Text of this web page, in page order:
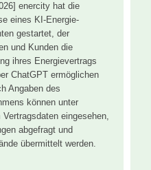
enercity hat die
eines KI-Energie-
gestartet, der
und Kunden die
ihres Energievertrags
ChatGPT ermöglichen
Angaben des
können unter
Vertragsdaten eingesehen,
abgefragt und
übermittelt werden.